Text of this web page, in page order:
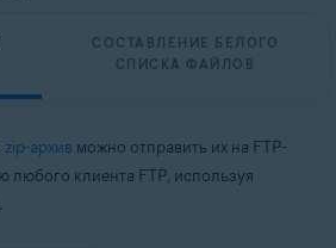
СОСТАВЛЕНИЕ БЕЛОГО
СПИСКА ФАЙЛОВ
zip-архив можно отправить их на FTP-
любого клиента FTP, используя